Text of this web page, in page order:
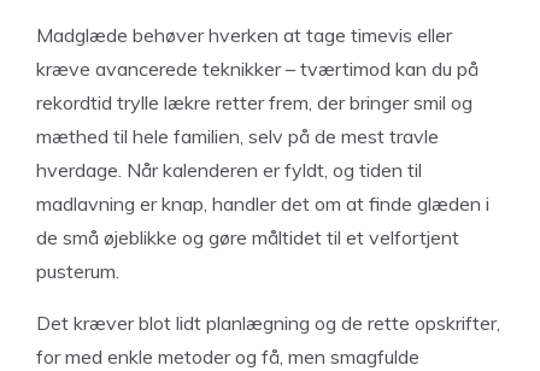
Madglæde behøver hverken at tage timevis eller
kræve avancerede teknikker – tværtimod kan du på
rekordtid trylle lækre retter frem, der bringer smil og
mæthed til hele familien, selv på de mest travle
hverdage. Når kalenderen er fyldt, og tiden til
madlavning er knap, handler det om at finde glæden i
de små øjeblikke og gøre måltidet til et velfortjent
pusterum.
Det kræver blot lidt planlægning og de rette opskrifter,
for med enkle metoder og få, men smagfulde